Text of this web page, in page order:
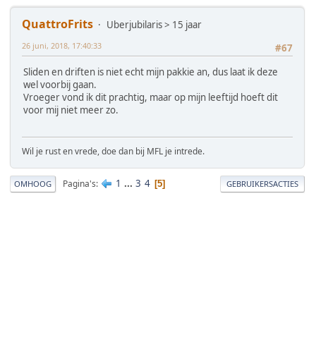
QuattroFrits
Uberjubilaris > 15 jaar
#67
26 juni, 2018, 17:40:33
Sliden en driften is niet echt mijn pakkie an, dus laat ik deze
wel voorbij gaan.
Vroeger vond ik dit prachtig, maar op mijn leeftijd hoeft dit
voor mij niet meer zo.
Wil je rust en vrede, doe dan bij MFL je intrede.
OMHOOG Pagina's 1 ... 3 4 5 GEBRUIKERSACTIES